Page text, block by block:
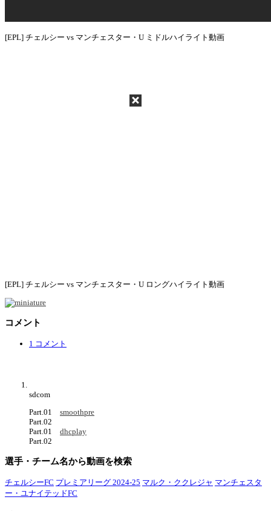
[EPL] チェルシー vs マンチェスター・U ミドルハイライト動画
[EPL] チェルシー vs マンチェスター・U ロングハイライト動画
コメント
1 コメント
sdcom
Part.01 smoothpre
Part.02
Part.01 dhcplay
Part.02
選手・チーム名から動画を検索
チェルシーFC プレミアリーグ 2024-25 マルク・ククレジャ マンチェスタ
ー・ユナイテッドFC